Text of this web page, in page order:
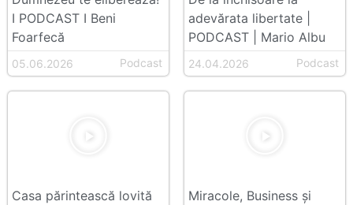
I PODCAST I Beni
Foarfecă
05.06.2026 Podcast
adevărata libertate |
PODCAST | Mario Albu
24.04.2026 Podcast
Casa părintească lovită
Miracole, Business și